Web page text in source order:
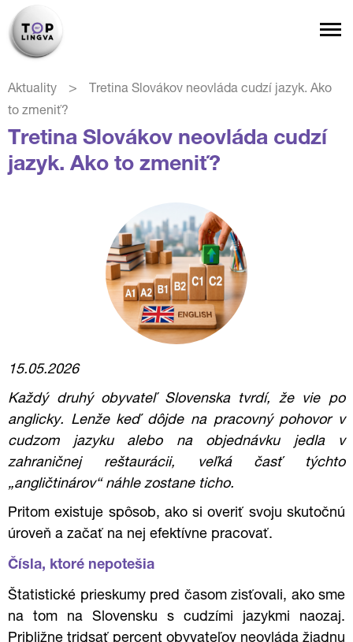
Aktuality >
Tretina Slovákov neovláda cudzí jazyk. Ako
to zmeniť?
Tretina Slovákov neovláda cudzí
jazyk. Ako to zmeniť?
15.05.2026
Každý druhý obyvateľ Slovenska tvrdí, že vie po
anglicky. Lenže keď dôjde na pracovný pohovor v
cudzom jazyku alebo na objednávku jedla v
zahraničnej reštaurácii, veľká časť týchto
„angličtinárov“ náhle zostane ticho.
Pritom existuje spôsob, ako si overiť svoju skutočnú
úroveň a začať na nej efektívne pracovať.
Čísla, ktoré nepotešia
Štatistické prieskumy pred časom zisťovali, ako sme
na tom na Slovensku s cudzími jazykmi naozaj.
Približne tridsať percent obyvateľov neovláda žiadnu